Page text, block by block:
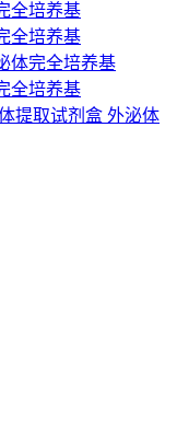
全培养基
全培养基
体完全培养基
全培养基
提取试剂盒 外泌体